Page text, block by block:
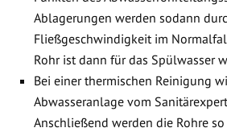
Ablagerungen werden sodann
Fließgeschwindigkeit im
Rohr ist dann für das Spülwasser
Bei einer thermischen Reinigung
Abwasseranlage vom
Anschließend werden die Rohre